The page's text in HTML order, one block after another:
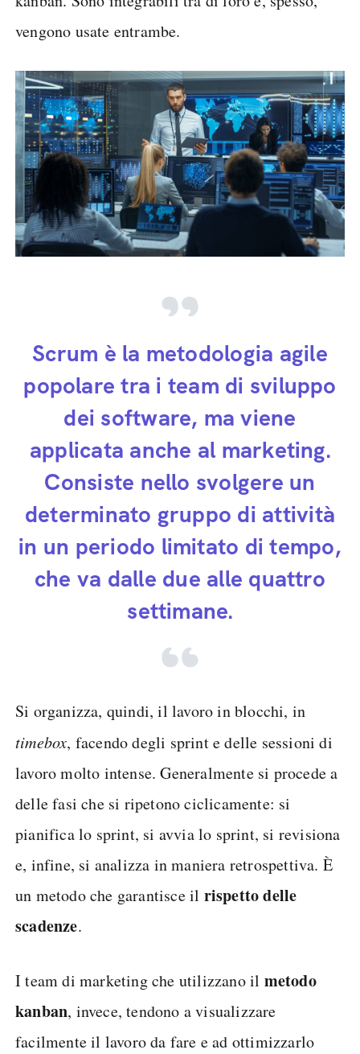
vengono usate entrambe.
Scrum è la metodologia agile
popolare tra i team di sviluppo
dei software, ma viene
applicata anche al marketing.
Consiste nello svolgere un
determinato gruppo di attività
in un periodo limitato di tempo,
che va dalle due alle quattro
settimane.
Si organizza, quindi, il lavoro in blocchi, in
timebox, facendo degli sprint e delle sessioni di
lavoro molto intense. Generalmente si procede a
delle fasi che si ripetono ciclicamente: si
pianifica lo sprint, si avvia lo sprint, si revisiona
e, infine, si analizza in maniera retrospettiva. È
un metodo che garantisce il rispetto delle
scadenze.
I team di marketing che utilizzano il metodo
kanban, invece, tendono a visualizzare
facilmente il lavoro da fare e ad ottimizzarlo